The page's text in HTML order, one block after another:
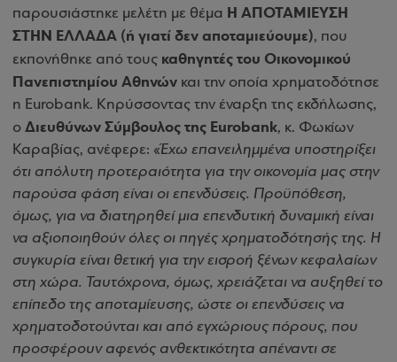
παρουσιάστηκε μελέτη με θέμα Η ΑΠΟΤΑΜΙΕΥΣΗ
ΣΤΗΝ ΕΛΛΑΔΑ (ή γιατί δεν αποταμιεύουμε), που
εκπονήθηκε από τους καθηγητές του Οικονομικού
Πανεπιστημίου Αθηνών και την οποία χρηματοδότησε
η Eurobank. Κηρύσσοντας την έναρξη της εκδήλωσης,
ο Διευθύνων Σύμβουλος της Eurobank, κ. Φωκίων
Καραβίας, ανέφερε: «Έχω επανειλημμένα υποστηρίξει
ότι απόλυτη προτεραιότητα για την οικονομία μας στην
παρούσα φάση είναι οι επενδύσεις. Προϋπόθεση,
όμως, για να διατηρηθεί μια επενδυτική δυναμική είναι
να αξιοποιηθούν όλες οι πηγές χρηματοδότησής της. Η
συγκυρία είναι θετική για την εισροή ξένων κεφαλαίων
στη χώρα. Ταυτόχρονα, όμως, χρειάζεται να αυξηθεί το
επίπεδο της αποταμίευσης, ώστε οι επενδύσεις να
χρηματοδοτούνται και από εγχώριους πόρους, που
προσφέρουν αφενός ανθεκτικότητα απέναντι σε